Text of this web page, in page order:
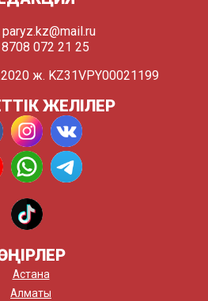
paryz.kz@mail.ru
8708 072 21 25
ж. KZ31VPY00021199
ЖЕЛІЛЕР
Астана
Алматы